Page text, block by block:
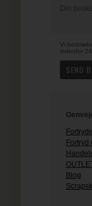
Vi
indenfor
Fortryd
Blog